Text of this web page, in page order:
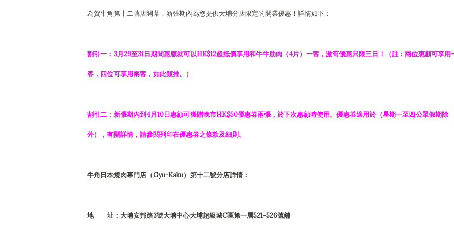
為賀牛角第十二號店開幕，新張期內為您提供大埔分店限定的開業優惠！詳情如下：
割引一：3月29至31日期間惠顧就可以HK$12超抵價享用和牛牛肋肉（4片）一客，激筍優惠只限三日！（註：兩位惠顧可享用
客，四位可享用兩客，如此類推。）
割引二：新張期內到4月10日惠顧可獲贈晚市HK$50優惠劵兩張，於下次惠顧時使用。優惠券適用於（星期一至四公眾假期除
外），有關詳情，請參閱列印在優惠劵之條款及細則。
牛角日本燒肉專門店（Gyu-Kaku）第十二號分店詳情：
地 址：大埔安邦路3號大埔中心大埔超級城C區第一層521-526號舖